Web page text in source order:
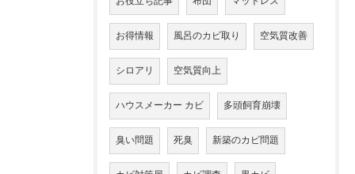
お得情報 風呂のカビ取り 空気質改善
シロアリ 空気質向上
ハウスメーカー カビ 多頭飼育崩壊
臭い問題 死臭 新築のカビ問題